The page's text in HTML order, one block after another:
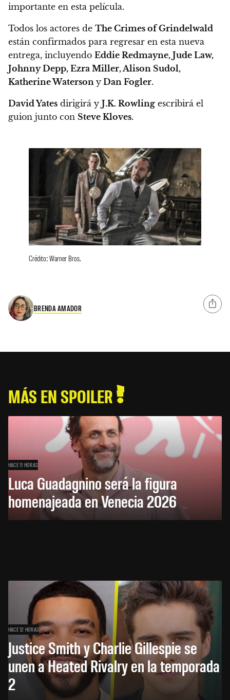
importante en esta película.
Todos los actores de The Crimes of Grindelwald
están confirmados para regresar en esta nueva
entrega, incluyendo Eddie Redmayne, Jude Law,
Johnny Depp, Ezra Miller, Alison Sudol,
Katherine Waterson y Dan Fogler.
David Yates dirigirá y J.K. Rowling escribirá el
guion junto con Steve Kloves.
Crédito: Warner Bros.
BRENDA AMADOR
MÁS EN SPOILER
HACE 11 HORAS
Luca Guadagnino será la figura
homenajeada en Venecia 2026
HACE 12 HORAS
Justice Smith y Charlie Gillespie se
unen a Heated Rivalry en la temporada
2